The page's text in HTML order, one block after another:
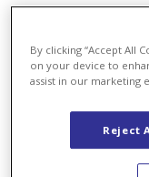
internationalen
eine
Kreditlinie mit
By clicking “Accept All
on your device to
assist in our marketing
Reject